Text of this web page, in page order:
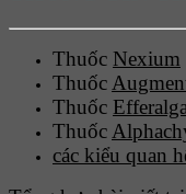
Thuốc Nexium
Thuốc
Thuốc
Thuốc
các kiểu quan